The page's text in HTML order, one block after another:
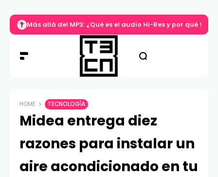
Más allá del MP3: ¿Qué es el audio Hi-Res y por qué tu
HOME TECNOLOGÍA
Midea entrega diez
razones para instalar un
aire acondicionado en tu